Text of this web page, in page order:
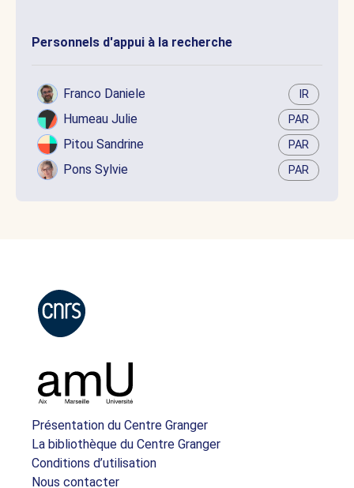
Personnels d'appui à la recherche
Franco Daniele IR
Humeau Julie PAR
Pitou Sandrine PAR
Pons Sylvie PAR
Présentation du Centre Granger
La bibliothèque du Centre Granger
Conditions d’utilisation
Nous contacter